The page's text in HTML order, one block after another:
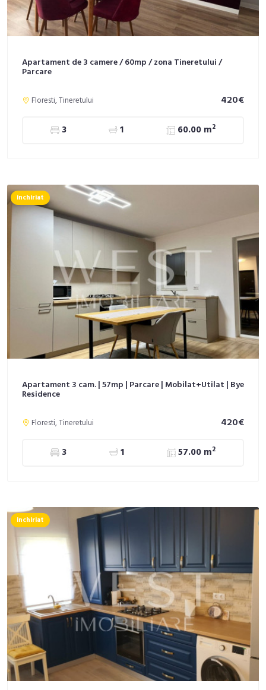
Apartament de 3 camere / 60mp / zona Tineretului /
Parcare
Floresti, Tineretului 420€
3 1 60.00 m2
inchiriat
Apartament 3 cam. | 57mp | Parcare | Mobilat+Utilat | Bye
Residence
Floresti, Tineretului 420€
3 1 57.00 m2
inchiriat